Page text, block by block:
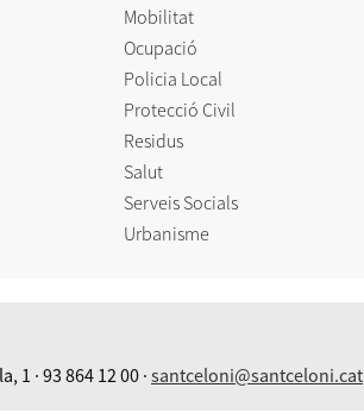
Mobilitat
Ocupació
Policia Local
Protecció Civil
Residus
Salut
Serveis Socials
Urbanisme
1 · 93 864 12 00 · santceloni@santceloni.cat